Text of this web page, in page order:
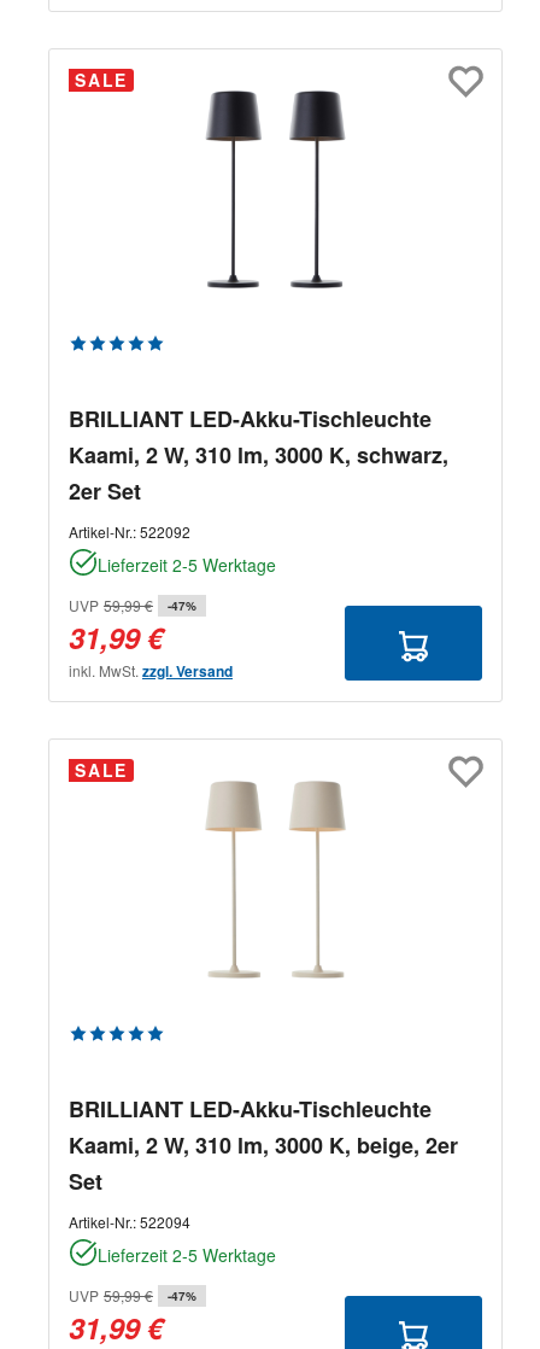
SALE
Durchschnittliche Bewertung von 5 von 5 Sternen
BRILLIANT LED-Akku-Tischleuchte
Kaami, 2 W, 310 lm, 3000 K, schwarz,
2er Set
Artikel-Nr.:522092
Lieferzeit 2-5 Werktage
UVP 59,99 € -47%
31,99 €
inkl. MwSt. zzgl. Versand
SALE
Durchschnittliche Bewertung von 5 von 5 Sternen
BRILLIANT LED-Akku-Tischleuchte
Kaami, 2 W, 310 lm, 3000 K, beige, 2er
Set
Artikel-Nr.:522094
Lieferzeit 2-5 Werktage
UVP 59,99 € -47%
31,99 €